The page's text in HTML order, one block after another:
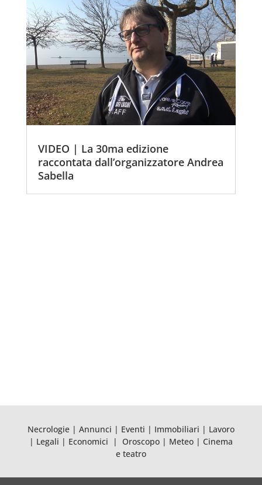
VIDEO | La 30ma edizione
raccontata dall’organizzatore Andrea
Sabella
Necrologie| Annunci | Eventi | Immobiliari | Lavoro
| Legali | Economici | Oroscopo | Meteo | Cinema
e teatro